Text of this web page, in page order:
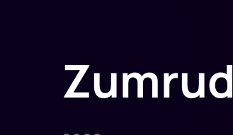
Zumrud